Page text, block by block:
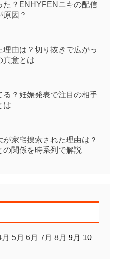
た？ENHYPENニキの配信
原因？
理由は？切り抜きで広がっ
真意とは
る？妊娠発表で注目の相手
は
家宅捜索された理由は？
の関係を時系列で解説
月 5月 6月 7月 8月 9月 10